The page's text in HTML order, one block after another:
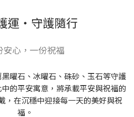
運・守護隨行
安心，一份祝福
曜石、冰曜石、硃砂、玉石等守護
的平安寓意，將承載平安與祝福的
，在沉穩中迎接每一天的美好與祝
福。